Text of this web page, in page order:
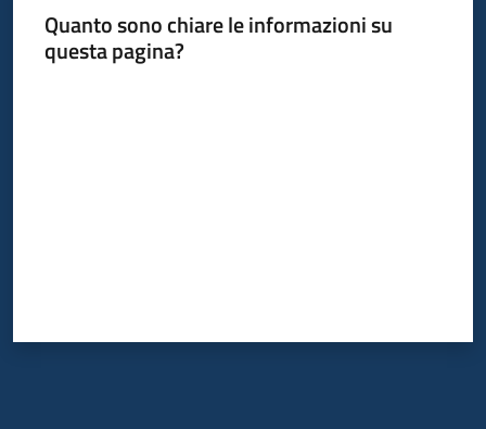
Quanto sono chiare le informazioni su
questa pagina?